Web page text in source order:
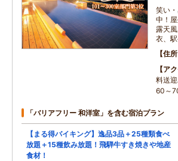
笑い
中！
露天
衣、
住所
ア
料送
60～
「バリアフリー 和洋室」を含む宿泊プラン
【まる得バイキング】逸品3品＋25種類食べ
放題＋15種飲み放題！飛騨牛すき焼きや地産
食材！